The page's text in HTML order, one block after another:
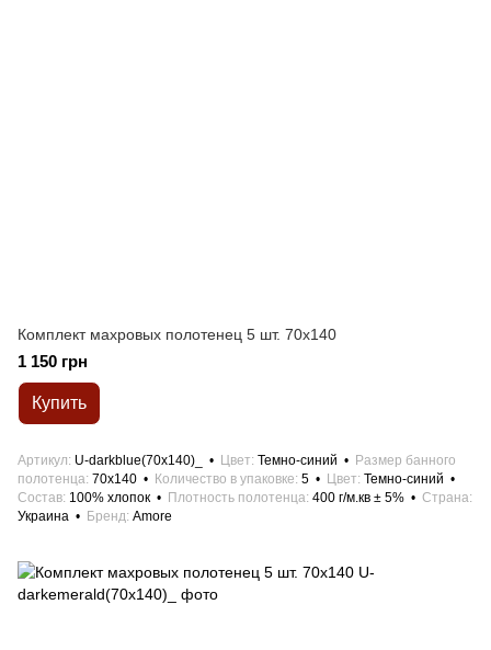
Комплект махровых полотенец 5 шт. 70x140
1 150 грн
Купить
Артикул U-darkblue(70х140)_ Цвет Темно-синий
Размер банного
полотенца 70x140 Количество в упаковке 5 Цвет Темно-синий
Состав 100% хлопок Плотность полотенца 400 г/м.кв ± 5%
Страна
Украина
Бренд Amore